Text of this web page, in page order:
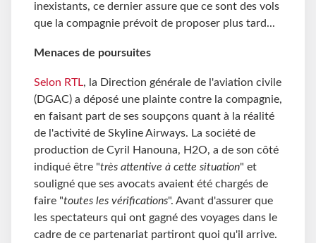
inexistants, ce dernier assure que ce sont des vols
que la compagnie prévoit de proposer plus tard...
Menaces de poursuites
Selon RTL, la Direction générale de l'aviation civile
(DGAC) a déposé une plainte contre la compagnie,
en faisant part de ses soupçons quant à la réalité
de l'activité de Skyline Airways. La société de
production de Cyril Hanouna, H2O, a de son côté
indiqué être "très attentive à cette situation" et
souligné que ses avocats avaient été chargés de
faire "toutes les vérifications". Avant d'assurer que
les spectateurs qui ont gagné des voyages dans le
cadre de ce partenariat partiront quoi qu'il arrive.